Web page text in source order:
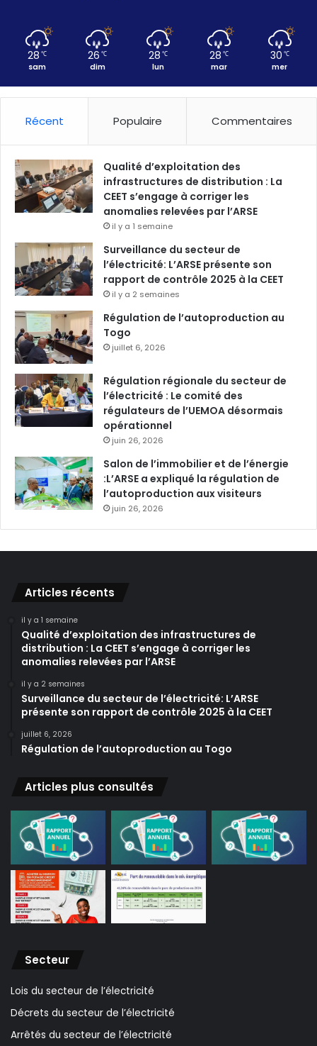
28 ℃
sam
26 ℃
dim
28 ℃
lun
28 ℃
mar
30 ℃
mer
Récent Populaire Commentaires
Qualité d’exploitation des
infrastructures de distribution : La
CEET s’engage à corriger les
anomalies relevées par l’ARSE
il y a 1 semaine
Surveillance du secteur de
l’électricité: L’ARSE présente son
rapport de contrôle 2025 à la CEET
il y a 2 semaines
Régulation de l’autoproduction au
Togo
juillet 6, 2026
Régulation régionale du secteur de
l’électricité : Le comité des
régulateurs de l’UEMOA désormais
opérationnel
juin 26, 2026
Salon de l’immobilier et de l’énergie
:L’ARSE a expliqué la régulation de
l’autoproduction aux visiteurs
juin 26, 2026
Articles récents
il y a 1 semaine
Qualité d’exploitation des infrastructures de
distribution : La CEET s’engage à corriger les
anomalies relevées par l’ARSE
il y a 2 semaines
Surveillance du secteur de l’électricité: L’ARSE
présente son rapport de contrôle 2025 à la CEET
juillet 6, 2026
Régulation de l’autoproduction au Togo
Articles plus consultés
Secteur
Lois du secteur de l’électricité
Décrets du secteur de l’électricité
Arrêtés du secteur de l’électricité